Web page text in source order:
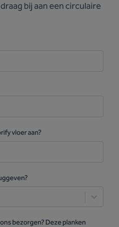
bij aan een circulaire
vloer aan?
bezorgen? Deze planken